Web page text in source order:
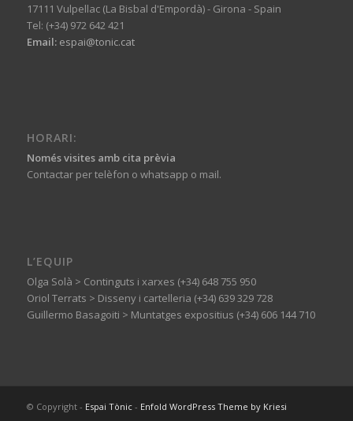
17111 Vulpellac (La Bisbal d'Empordà) - Girona - Spain
Tel: (+34) 972 642 421
Email:espai@tonic.cat
HORARI:
Només visites amb cita prèvia
Contactar per telèfon o whatsapp o mail.
L’EQUIP
Olga Solà > Continguts i xarxes (+34) 648 755 950
Oriol Terrats > Disseny i cartelleria (+34) 639 329 728
Guillermo Basagoiti > Muntatges expositius (+34) 606 144 710
© Copyright - Espai Tònic- Enfold WordPress Theme by Kriesi